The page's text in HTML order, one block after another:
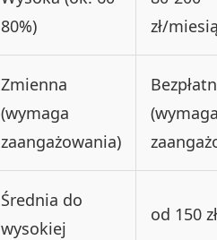
80%)
zł/
Zmienna
(wymaga
zaangażowania)
Średnia do
wysokiej
od 150